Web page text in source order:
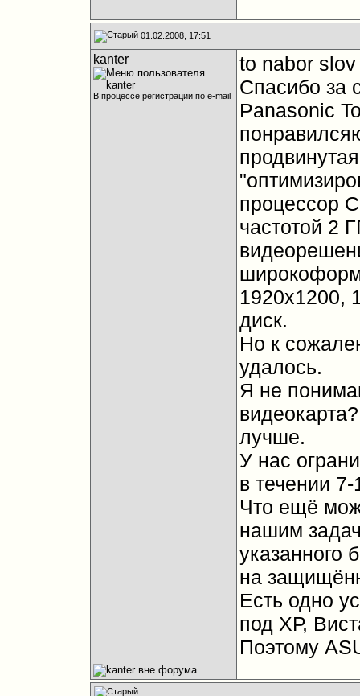
01.02.2008, 17:51
kanter
В процессе регистрации по e-mail
to nabor slov
Спасибо за
Panasonic
процессор
частотой 2
1920х1200,
диск.
Но к
удалось.
Я не
лучше.
У нас
в течении
Что ещё
нашим
указанного
на
Есть одно
под ХР,
Поэтому